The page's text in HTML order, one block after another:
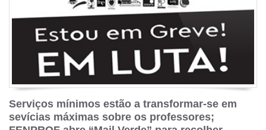
Serviços mínimos estão a transformar-se em
sevícias máximas sobre os professores;